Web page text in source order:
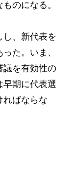
のになる。
、新代表を
た。いま、
議を有効性の
期に代表選
ればならな